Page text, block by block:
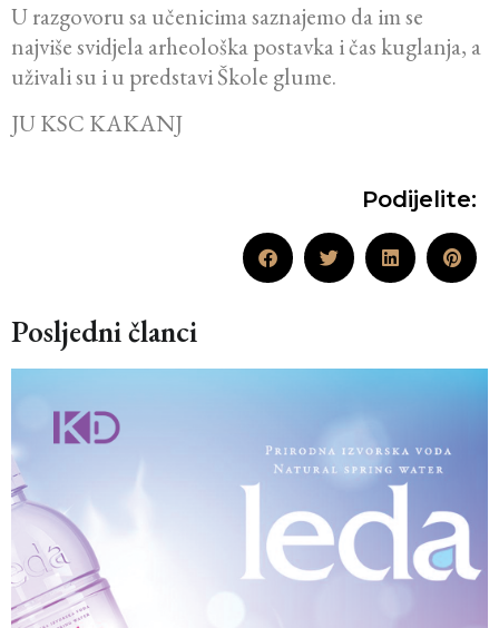
U razgovoru sa učenicima saznajemo da im se
najviše svidjela arheološka postavka i čas kuglanja, a
uživali su i u predstavi Škole glume.
JU KSC KAKANJ
Podijelite:
Posljedni članci